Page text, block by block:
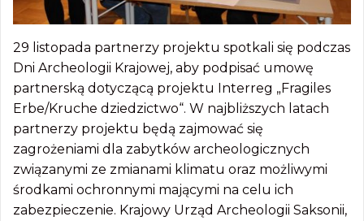
29 listopada partnerzy projektu spotkali się podczas
Dni Archeologii Krajowej, aby podpisać umowę
partnerską dotyczącą projektu Interreg „Fragiles
Erbe/Kruche dziedzictwo“. W najbliższych latach
partnerzy projektu będą zajmować się
zagrożeniami dla zabytków archeologicznych
związanymi ze zmianami klimatu oraz możliwymi
środkami ochronnymi mającymi na celu ich
zabezpieczenie. Krajowy Urząd Archeologii Saksonii,